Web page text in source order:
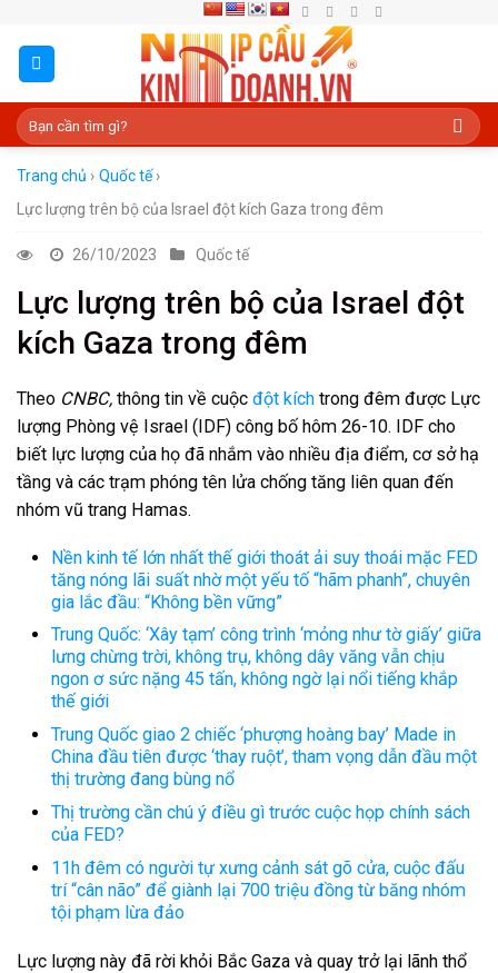
content
Trang chủ › Quốc tế›
Lực lượng trên bộ của Israel đột kích Gaza trong đêm
26/10/2023 Quốc tế
Lực lượng trên bộ của Israel đột
kích Gaza trong đêm
Theo CNBC, thông tin về cuộc đột kích trong đêm được Lực
lượng Phòng vệ Israel (IDF) công bố hôm 26-10. IDF cho
biết lực lượng của họ đã nhắm vào nhiều địa điểm, cơ sở hạ
tầng và các trạm phóng tên lửa chống tăng liên quan đến
nhóm vũ trang Hamas.
Nền kinh tế lớn nhất thế giới thoát ải suy thoái mặc FED
tăng nóng lãi suất nhờ một yếu tố “hãm phanh”, chuyên
gia lắc đầu: “Không bền vững”
Trung Quốc: ‘Xây tạm’ công trình ‘mỏng như tờ giấy’ giữa
lưng chừng trời, không trụ, không dây văng vẫn chịu
ngon ơ sức nặng 45 tấn, không ngờ lại nổi tiếng khắp
thế giới
Trung Quốc giao 2 chiếc ‘phượng hoàng bay’ Made in
China đầu tiên được ‘thay ruột’, tham vọng dẫn đầu một
thị trường đang bùng nổ
Thị trường cần chú ý điều gì trước cuộc họp chính sách
của FED?
11h đêm có người tự xưng cảnh sát gõ cửa, cuộc đấu
trí “cân não” để giành lại 700 triệu đồng từ băng nhóm
tội phạm lừa đảo
Lực lượng này đã rời khỏi Bắc Gaza và quay trở lại lãnh thổ